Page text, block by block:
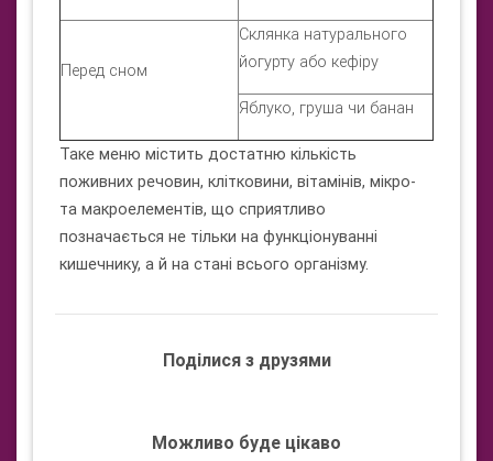
Перед сном
Склянка натурального
йогурту або кефіру
Яблуко, груша чи банан
Таке меню містить достатню кількість
поживних речовин, клітковини, вітамінів, мікро-
та макроелементів, що сприятливо
позначається не тільки на функціонуванні
кишечнику, а й на стані всього організму.
Поділися з друзями
Можливо буде цікаво